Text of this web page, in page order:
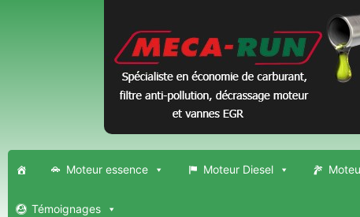
Moteur essence Moteur Diesel
Témoignages